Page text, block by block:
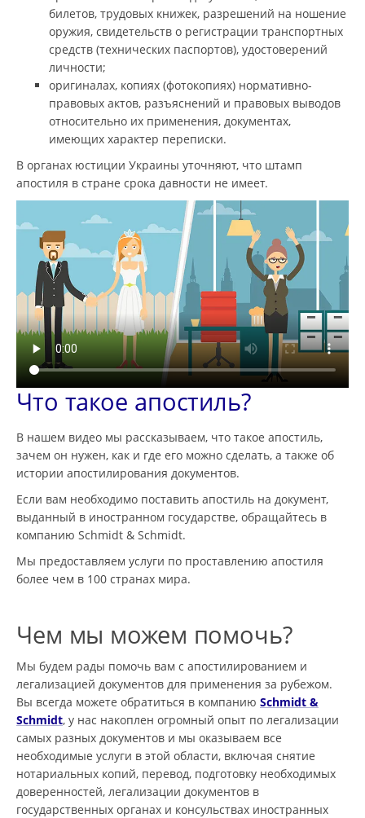
билетов, трудовых книжек, разрешений на ношение
оружия, свидетельств о регистрации транспортных
средств (технических паспортов), удостоверений
личности;
оригиналах, копиях (фотокопиях) нормативно-
правовых актов, разъяснений и правовых выводов
относительно их применения, документах,
имеющих характер переписки.
В органах юстиции Украины уточняют, что штамп
апостиля в стране срока давности не имеет.
Что такое апостиль?
В нашем видео мы рассказываем, что такое апостиль,
зачем он нужен, как и где его можно сделать, а также об
истории апостилирования документов.
Если вам необходимо поставить апостиль на документ,
выданный в иностранном государстве, обращайтесь в
компанию Schmidt & Schmidt.
Мы предоставляем услуги по проставлению апостиля
более чем в 100 странах мира.
Чем мы можем помочь?
Мы будем рады помочь вам с апостилированием и
легализацией документов для применения за рубежом.
Вы всегда можете обратиться в компанию Schmidt &
Schmidt, у нас накоплен огромный опыт по легализации
самых разных документов и мы оказываем все
необходимые услуги в этой области, включая снятие
нотариальных копий, перевод, подготовку необходимых
доверенностей, легализации документов в
государственных органах и консульствах иностранных